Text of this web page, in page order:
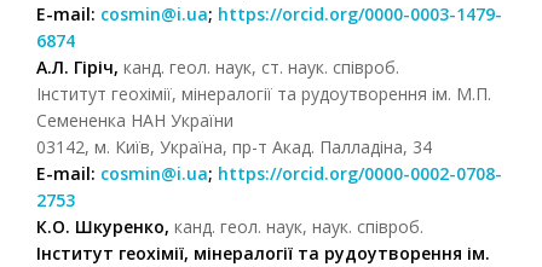
E-mail: cosmin@i.ua; https://orcid.org/0000-0003-1479-
6874
А.Л. Гіріч, канд. геол. наук, ст. наук. співроб.
Інститут геохімії, мінералогії та рудоутворення ім. М.П.
Семененка НАН України
03142, м. Київ, Україна, пр-т Акад. Палладіна, 34
E-mail: cosmin@i.ua; https://orcid.org/0000-0002-0708-
2753
К.О. Шкуренко, канд. геол. наук, наук. співроб.
Інститут геохімії, мінералогії та рудоутворення ім.